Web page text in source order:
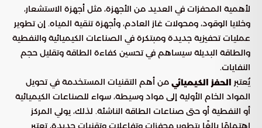
لأهمية المحفزات في العديد من الأجهزة، مثل أجهزة الاستشعار،
وخلايا الوقود، ومحولات غاز العادم، وأجهزة تنقية المياه. إن تطوير
عمليات تحفيزية جديدة ومبتكرة في الصناعات الكيميائية والنفطية
والطاقة البديلة سيساهم في تحسين كفاءة الطاقة وتقليل حجم
النفايات.
يُعتبر الحفز الكيميائي من أهم التقنيات المستخدمة في تحويل
المواد الخام الأولية إلى مواد وسيطة، سواء للصناعات الكيميائية
أو النفطية أو حتى صناعات الطاقة الناشئة. لذلك، يولي المركز